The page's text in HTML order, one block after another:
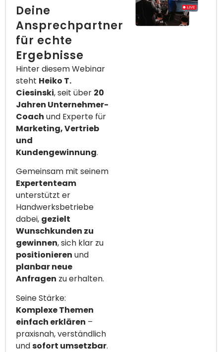
Deine
Ansprechpartner
für echte
Ergebnisse
Hinter diesem Webinar
steht Heiko T.
Ciesinski, seit über 20
Jahren Unternehmer-
Coach und Experte für
Marketing, Vertrieb
und
Kundengewinnung.
Gemeinsam mit seinem
Expertenteam
unterstützt er
Handwerksbetriebe
dabei, gezielt
Wunschkunden zu
gewinnen, sich klar zu
positionieren und
planbar neue
Anfragen zu erhalten.
Seine Stärke:
Komplexe Themen
einfach erklären –
praxisnah, verständlich
undsofort umsetzbar.